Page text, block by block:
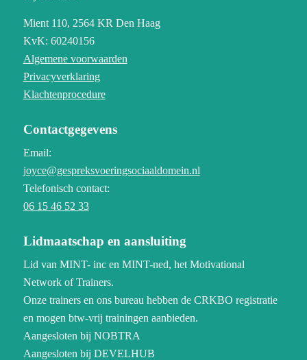
Mient 110, 2564 KR Den Haag
KvK: 60240156
Algemene voorwaarden
Privacyverklaring
Klachtenprocedure
Contactgegevens
Email:
joyce@gespreksvoeringsociaaldomein.nl
Telefonisch contact:
06 15 46 52 33
Lidmaatschap en aansluiting
Lid van MINT- inc en MINT-ned, het Motivational
Network of Trainers.
Onze trainers en ons bureau hebben de CRKBO registratie
en mogen btw-vrij trainingen aanbieden.
Aangesloten bij NOBTRA
Aangesloten bij DEVELHUB